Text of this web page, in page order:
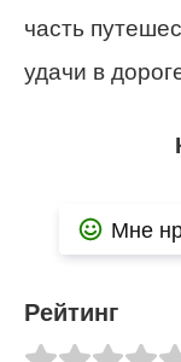
часть
удачи в
Мне
Рейтинг